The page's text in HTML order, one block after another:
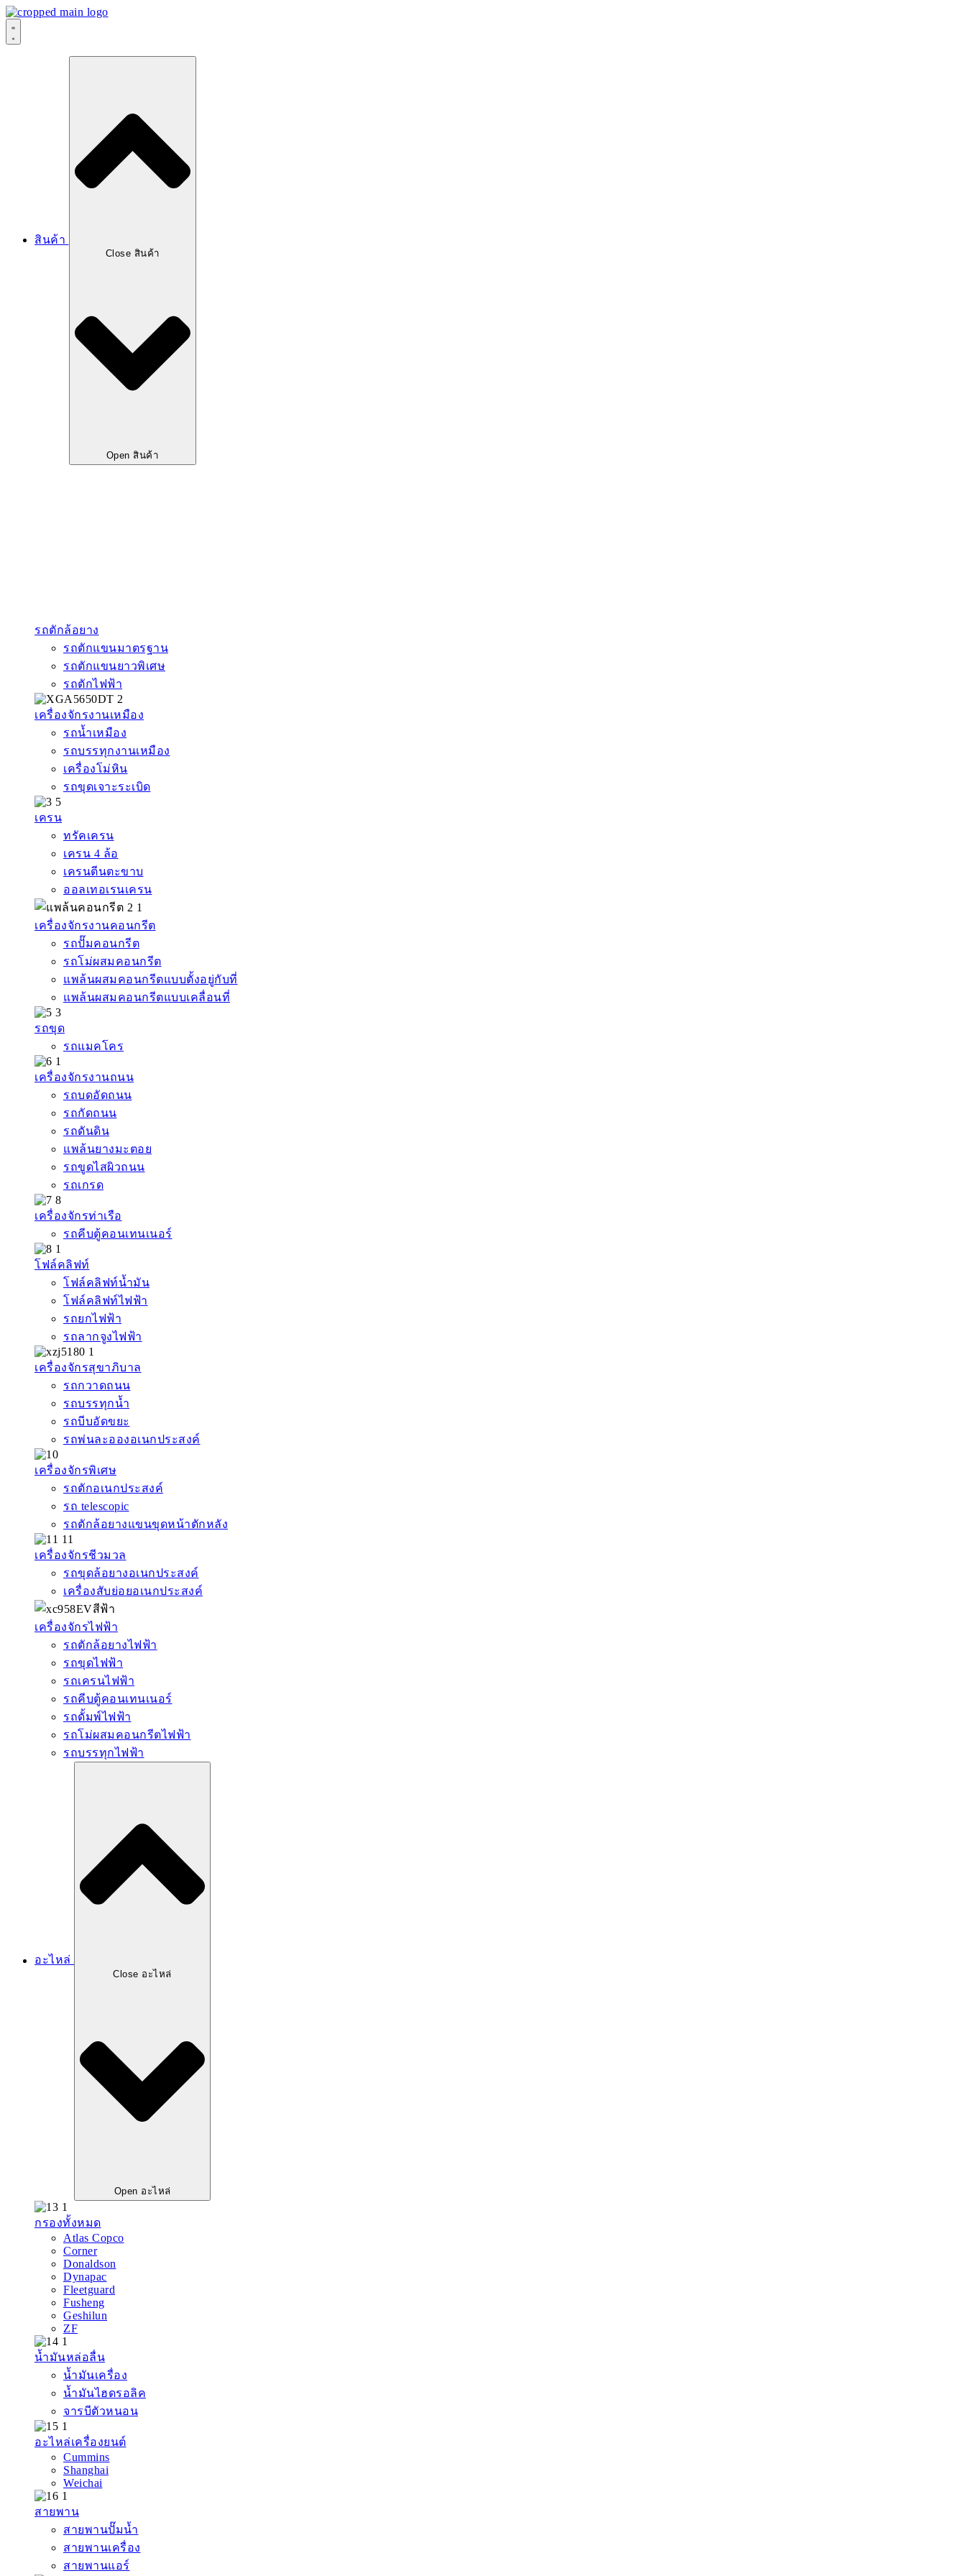
Skip
to
content
สินค้า
Close สินค้า
Open สินค้า
รถตักล้อยาง
รถตักแขนมาตรฐาน
รถตักแขนยาวพิเศษ
รถตักไฟฟ้า
เครื่องจักรงานเหมือง
รถน้ำเหมือง
รถบรรทุกงานเหมือง
เครื่องโม่หิน
รถขุดเจาะระเบิด
เครน
ทรัคเครน
เครน 4 ล้อ
เครนตีนตะขาบ
ออลเทอเรนเครน
เครื่องจักรงานคอนกรีต
รถปั๊มคอนกรีต
รถโม่ผสมคอนกรีต
แพล้นผสมคอนกรีตแบบตั้งอยู่กับที่
แพล้นผสมคอนกรีตแบบเคลื่อนที่
รถขุด
รถแมคโคร
เครื่องจักรงานถนน
รถบดอัดถนน
รถกัดถนน
รถดันดิน
แพล้นยางมะตอย
รถขูดไสผิวถนน
รถเกรด
เครื่องจักรท่าเรือ
รถคีบตู้คอนเทนเนอร์
โฟล์คลิฟท์
โฟล์คลิฟท์น้ำมัน
โฟล์คลิฟท์ไฟฟ้า
รถยกไฟฟ้า
รถลากจูงไฟฟ้า
เครื่องจักรสุขาภิบาล
รถกวาดถนน
รถบรรทุกน้ำ
รถบีบอัดขยะ
รถพ่นละอองอเนกประสงค์
เครื่องจักรพิเศษ
รถตักอเนกประสงค์
รถ telescopic
รถตักล้อยางแขนขุดหน้าตักหลัง
เครื่องจักรชีวมวล
รถขุดล้อยางอเนกประสงค์
เครื่องสับย่อยอเนกประสงค์
เครื่องจักรไฟฟ้า
รถตักล้อยางไฟฟ้า
รถขุดไฟฟ้า
รถเครนไฟฟ้า
รถคีบตู้คอนเทนเนอร์
รถดั้มพ์ไฟฟ้า
รถโม่ผสมคอนกรีตไฟฟ้า
รถบรรทุกไฟฟ้า
อะไหล่
Close อะไหล่
Open อะไหล่
กรองทั้งหมด
Atlas Copco
Corner
Donaldson
Dynapac
Fleetguard
Fusheng
Geshilun
ZF
น้ำมันหล่อลื่น
น้ำมันเครื่อง
น้ำมันไฮดรอลิค
จารบีตัวหนอน
อะไหล่เครื่องยนต์
Cummins
Shanghai
Weichai
สายพาน
สายพานปั๊มน้ำ
สายพานเครื่อง
สายพานแอร์